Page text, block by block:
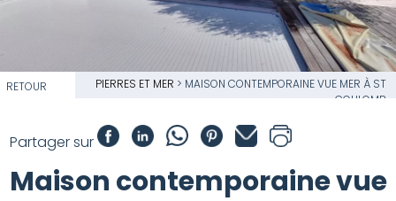
RETOUR PIERRES ET MER > MAISON CONTEMPORAINE VUE MER À ST
COULOMB
Partager sur
Maison contemporaine vue